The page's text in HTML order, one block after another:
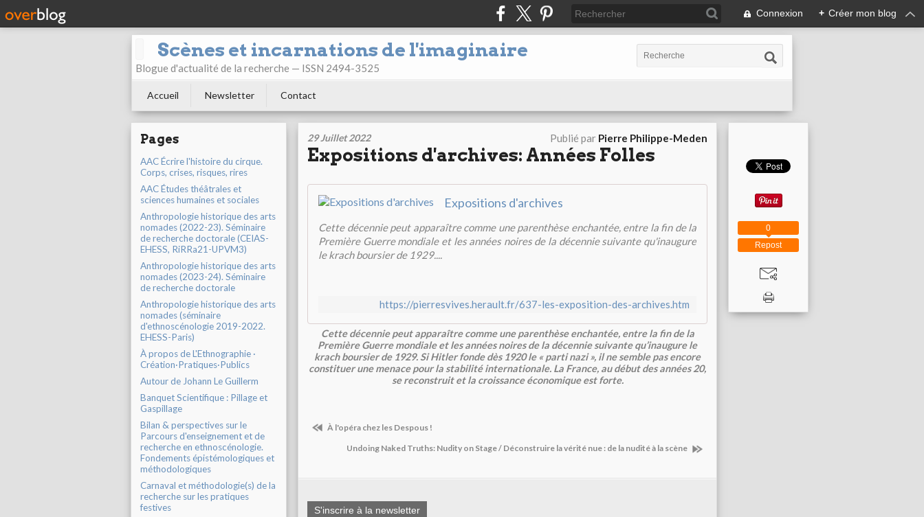
Connexion + Créer mon blog
Scènes et incarnations de l'imaginaire
Blogue d'actualité de la recherche — ISSN 2494-3525
Accueil Newsletter Contact
Pages
AAC Écrire l'histoire du cirque.
Corps, crises, risques, rires
AAC Études théâtrales et
sciences humaines et sociales
Anthropologie historique des arts
nomades (2022-23). Séminaire
de recherche doctorale (CEIAS-
EHESS, RiRRa21-UPVM3)
Anthropologie historique des arts
nomades (2023-24). Séminaire
de recherche doctorale
Anthropologie historique des arts
nomades (séminaire
d'ethnoscénologie 2019-2022.
EHESS-Paris)
À propos de L'Ethnographie ·
Création·Pratiques·Publics
Autour de Johann Le Guillerm
Banquet Scientifique : Pillage et
Gaspillage
Bilan & perspectives sur le
Parcours d'enseignement et de
recherche en ethnoscénologie.
Fondements épistémologiques et
méthodologiques
Carnaval et méthodologie(s) de la
recherche sur les pratiques
festives
29 Juillet 2022 Publié par Pierre Philippe-Meden
Expositions d'archives: Années Folles
Expositions d'archives
Cette décennie peut apparaître comme une parenthèse enchantée, entre la fin de la
Première Guerre mondiale et les années noires de la décennie suivante qu'inaugure
le krach boursier de 1929....
https://pierresvives.herault.fr/637-les-exposition-des-archives.htm
Cette décennie peut apparaître comme une parenthèse enchantée, entre la fin de la
Première Guerre mondiale et les années noires de la décennie suivante qu’inaugure le
krach boursier de 1929. Si Hitler fonde dès 1920 le « parti nazi », il ne semble pas encore
constituer une menace pour la stabilité internationale. La France, au début des années 20,
se reconstruit et la croissance économique est forte.
À l'opéra chez les Despous !
Undoing Naked Truths: Nudity on Stage / Déconstruire la vérité nue : de la nudité à la scène
S'inscrire à la newsletter
Repost
0